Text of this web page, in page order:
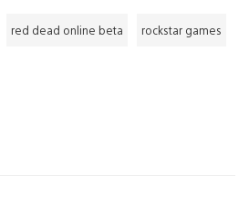
red dead online beta rockstar games